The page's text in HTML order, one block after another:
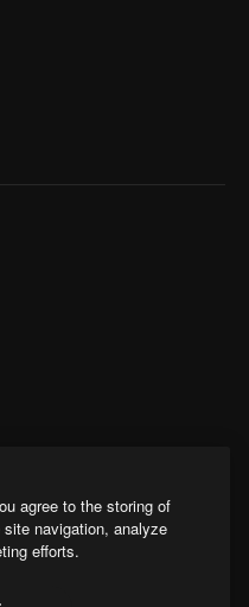
agree to the storing of
navigation, analyze
efforts.